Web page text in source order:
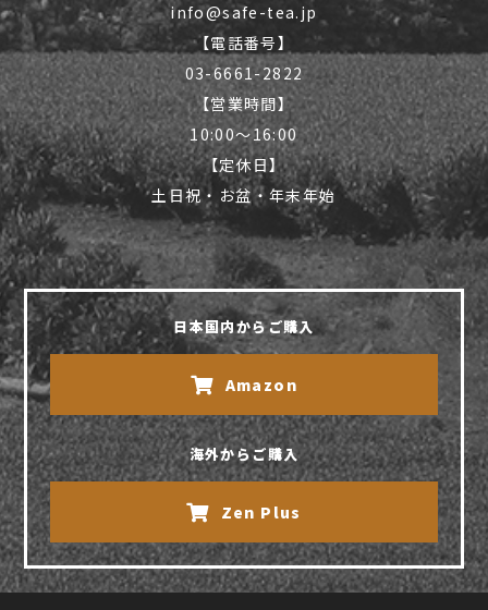
info@safe-tea.jp
【電話番号】
03-6661-2822
【営業時間】
10:00〜16:00
【定休日】
土日祝・お盆・年末年始
日本国内からご購入
Amazon
海外からご購入
Zen Plus